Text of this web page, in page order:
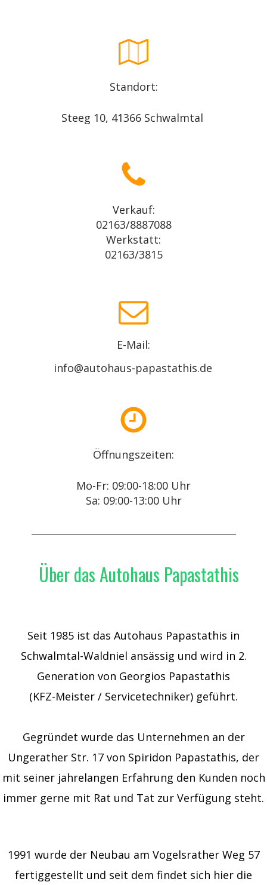
Standort:
Steeg 10, 41366 Schwalmtal
Verkauf:
02163/8887088
Werkstatt:
02163/3815
E-Mail:
info@autohaus-papastathis.de
Öffnungszeiten:
Mo-Fr: 09:00-18:00 Uhr
Sa: 09:00-13:00 Uhr
Über das Autohaus Papastathis
Seit 1985 ist das Autohaus Papastathis in
Schwalmtal-Waldniel ansässig und wird in 2.
Generation von Georgios Papastathis
(KFZ-Meister / Servicetechniker) geführt.
Gegründet wurde das Unternehmen an der
Ungerather Str. 17 von Spiridon Papastathis, der
mit seiner jahrelangen Erfahrung den Kunden noch
immer gerne mit Rat und Tat zur Verfügung steht.
1991 wurde der Neubau am Vogelsrather Weg 57
fertiggestellt und seit dem findet sich hier die